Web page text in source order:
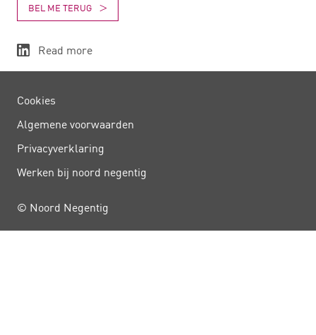
BEL ME TERUG
Read more
Cookies
Algemene voorwaarden
Privacy­verklaring
Werken bij noord negentig
© Noord Negentig